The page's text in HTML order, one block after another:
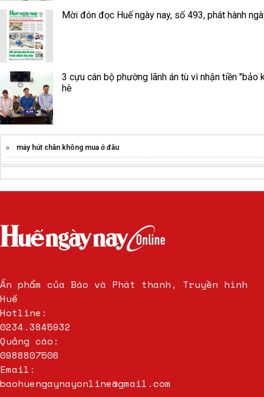
Mời đón đọc Huế ngày nay, số 493, phát hành
3 cựu cán bộ phường lãnh án tù vì nhận tiền "bảo
hè
máy hút chân không mua ở đâu
Ấn phẩm của Báo và Phát thanh, Truyền hình
Huế
Hotline:
0234.3845932
Quảng cáo:
0988807506
Email:
baohuengaynayonline@gmail.com